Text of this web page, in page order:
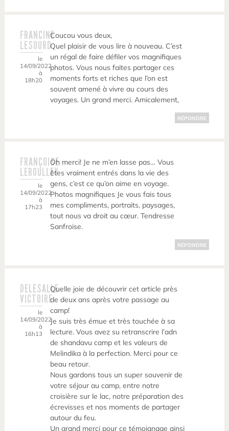
FRANCINE
LESOURD
le
14/09/2022
à
18h20
Coucou vous deux,
Quel plaisir de vous lire à nouveau. C’est
un régal de faire défiler vos magnifiques
photos. Vous nous faites partager ces
moments forts et riches que l’on est
souvent amené à vivre au cours des
voyages. Un grand merci. Amicalement,
RÉPONDRE
FRANÇOISE
LEROULLEY
le
14/09/2022
à
17h23
Oh merci! Je ne m’en lasse pas… Vous
êtes vraiment entrés dans la vie des
gens, c’est ce qu’on aime en voyage.
Photos magnifiques Je vous fais tous
mes compliments, portraits, paysages,
tout nous va droit au cœur. Tendresse
Sanfroise.
RÉPONDRE
DELESALLE
VICTOIRE
le
14/09/2022
à
16h13
Quelle joie de découvrir cet article près
de deux ans après votre passage au
camp!
Je suis très émue et très touchée à sa
lecture. Vous avez su retranscrire l’adn
de shandavu camp et les valeurs de
Melindika à la perfection. Merci pour ce
beau retour.
Nous gardons tous un super souvenir de
votre séjour au camp, entre notre
croisière sur le lac, notre préparation des
écrevisses et nos moments de partager
autour du feu.
Un grand merci pour ce témoignage ainsi